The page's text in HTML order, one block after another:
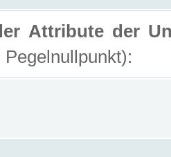
Attribute der
Pegelnullpunkt):